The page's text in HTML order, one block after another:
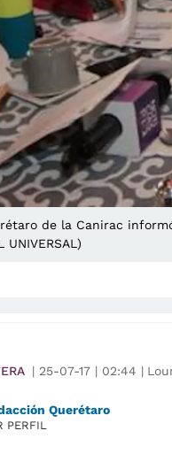
de la Canirac
UNIVERSAL)
| 25-07-17 | 02:44 |
Querétaro
PERFIL